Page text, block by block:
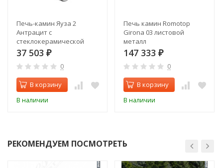
Печь-камин Яуза 2
Антрацит с
стеклокерамической
плитой
37 503 ₽
0
В корзину
В наличии
Печь камин Romotop
Girona 03 листовой
металл
147 333 ₽
0
В корзину
В наличии
РЕКОМЕНДУЕМ ПОСМОТРЕТЬ